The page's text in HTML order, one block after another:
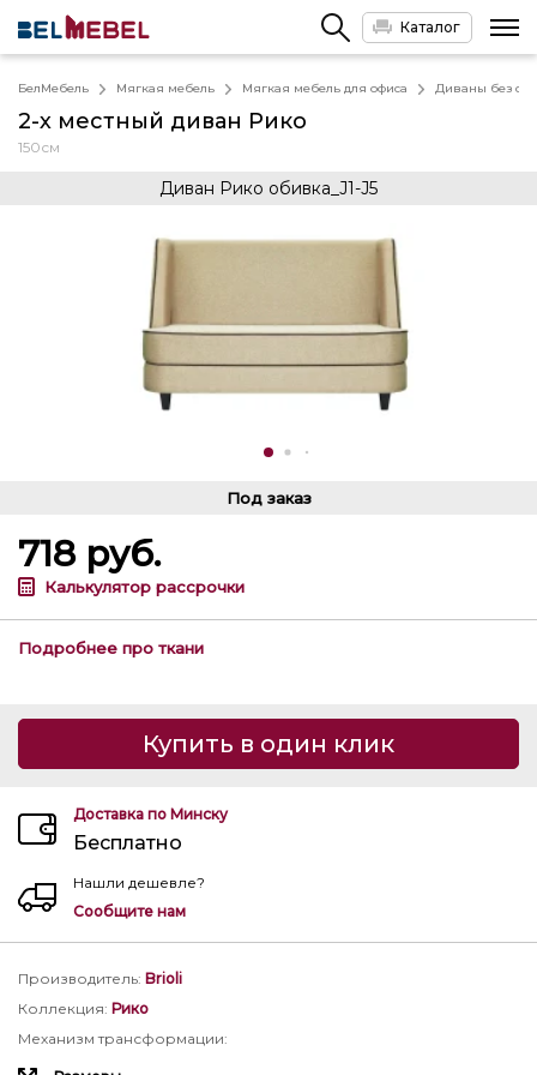
Каталог
БелМебель Мягкая мебель Мягкая мебель для офиса Диваны без
2-х местный диван Рико
150см
Диван Рико обивка_J1-J5
Под заказ
718 руб.
Калькулятор рассрочки
Подробнее про ткани
Купить в один клик
Доставка по Минску
Бесплатно
Нашли дешевле?
Сообщите нам
Производитель: Brioli
Коллекция: Рико
Механизм трансформации: